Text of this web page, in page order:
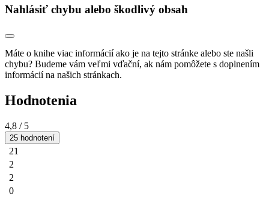
Nahlásiť chybu alebo škodlivý obsah
Máte o knihe viac informácií ako je na tejto stránke alebo ste našli
chybu? Budeme vám veľmi vďační, ak nám pomôžete s doplnením
informácií na našich stránkach.
Hodnotenia
4,8 / 5
25 hodnotení
21
2
2
0